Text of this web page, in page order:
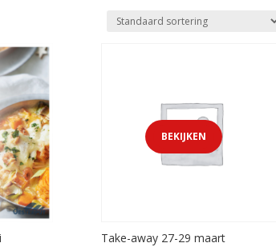
BEKIJKEN
Take-away 27-29 maart